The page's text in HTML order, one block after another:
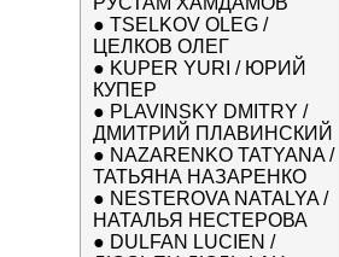
● TSELKOV OLEG /
ЦЕЛКОВ ОЛЕГ
● KUPER YURI / ЮРИЙ
КУПЕР
● PLAVINSKY DMITRY /
ДМИТРИЙ ПЛАВИНСКИЙ
● NAZARENKO TATYANA /
ТАТЬЯНА НАЗАРЕНКО
● NESTEROVA NATALYA /
НАТАЛЬЯ НЕСТЕРОВА
● DULFAN LUCIEN /